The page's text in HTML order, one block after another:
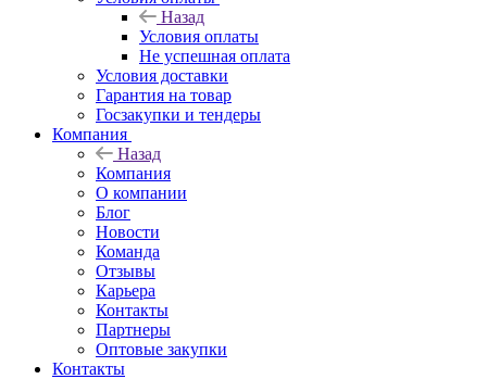
Назад
Условия оплаты
Не успешная оплата
Условия доставки
Гарантия на товар
Госзакупки и тендеры
Компания
Назад
Компания
О компании
Блог
Новости
Команда
Отзывы
Карьера
Контакты
Партнеры
Оптовые закупки
Контакты